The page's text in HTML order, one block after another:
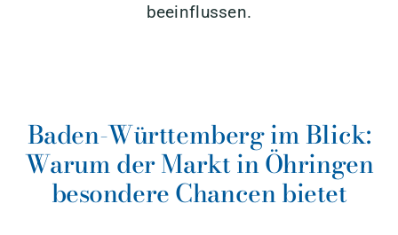
beeinflussen.
Baden-Württemberg im Blick:
Warum der Markt in Öhringen
besondere Chancen bietet